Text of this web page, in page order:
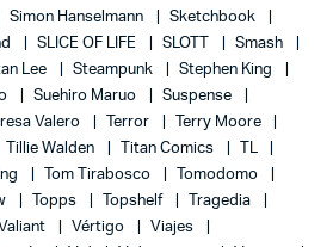
Simon Hanselmann
Sketchbook
SLICE OF LIFE SLOTT
Smash
Lee Steampunk
Stephen King
Suehiro Maruo
Suspense
Valero Terror
Terry Moore
Tillie Walden Titan Comics
Tom Tirabosco
Tomodomo
Topps Topshelf
Tragedia
Vértigo
Viajes